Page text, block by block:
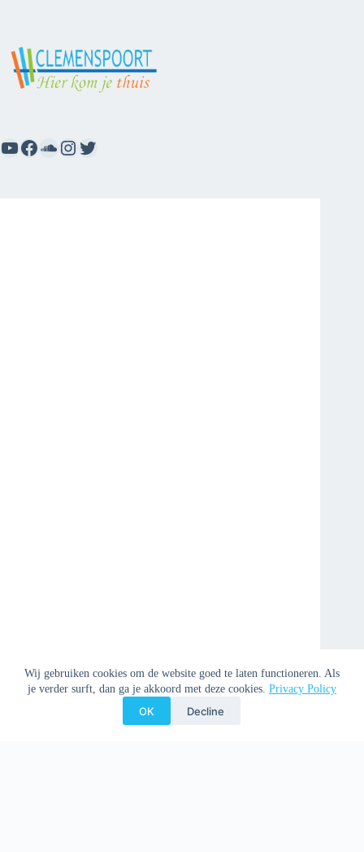
Wij gebruiken cookies om de website goed te laten functioneren. Als
je verder surft, dan ga je akkoord met deze cookies. Privacy Policy
OK Decline